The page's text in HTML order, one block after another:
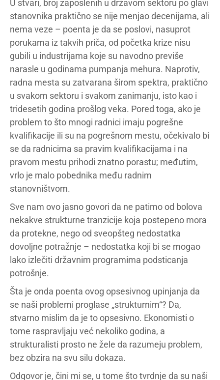
U stvari, broj zaposlenih u državom sektoru po glavi
stanovnika praktično se nije menjao decenijama, ali
nema veze – poenta je da se poslovi, nasuprot
porukama iz takvih priča, od početka krize nisu
gubili u industrijama koje su navodno previše
narasle u godinama pumpanja mehura. Naprotiv,
radna mesta su zatvarana širom spektra, praktično
u svakom sektoru i svakom zanimanju, isto kao i
tridesetih godina prošlog veka. Pored toga, ako je
problem to što mnogi radnici imaju pogrešne
kvalifikacije ili su na pogrešnom mestu, očekivalo bi
se da radnicima sa pravim kvalifikacijama i na
pravom mestu prihodi znatno porastu; međutim,
vrlo je malo pobednika među radnim
stanovništvom.
Sve nam ovo jasno govori da ne patimo od bolova
nekakve strukturne tranzicije koja postepeno mora
da protekne, nego od sveopšteg nedostatka
dovoljne potražnje – nedostatka koji bi se mogao
lako izlečiti državnim programima podsticanja
potrošnje.
Šta je onda poenta ovog opsesivnog upinjanja da
se naši problemi proglase „strukturnim“? Da,
stvarno mislim da je to opsesivno. Ekonomisti o
tome raspravljaju već nekoliko godina, a
strukturalisti prosto ne žele da razumeju problem,
bez obzira na svu silu dokaza.
Odgovor je, čini mi se, u tome što tvrdnje da su naši